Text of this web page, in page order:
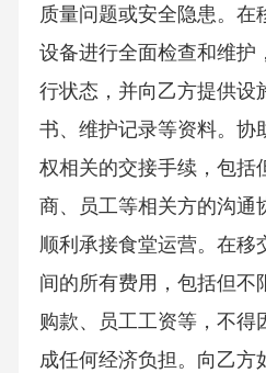
质量问题或安全隐患。在
设备进行全面检查和维护
行状态，并向乙方提供设
书、维护记录等资料。协
权相关的交接手续，包括
商、员工等相关方的沟通
顺利承接食堂运营。在移
间的所有费用，包括但不
购款、员工工资等，不得
成任何经济负担。向乙方